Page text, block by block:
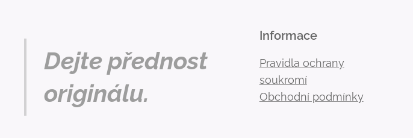
Dejte přednost
originálu.
Informace
Pravidla ochrany
soukromí
Obchodní podmínky